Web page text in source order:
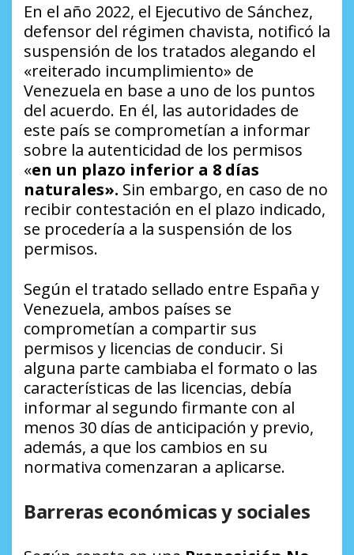
En el año 2022, el Ejecutivo de Sánchez,
defensor del régimen chavista, notificó la
suspensión de los tratados alegando el
«reiterado incumplimiento» de
Venezuela en base a uno de los puntos
del acuerdo. En él, las autoridades de
este país se comprometían a informar
sobre la autenticidad de los permisos
«en un plazo inferior a 8 días
naturales». Sin embargo, en caso de no
recibir contestación en el plazo indicado,
se procedería a la suspensión de los
permisos.
Según el tratado sellado entre España y
Venezuela, ambos países se
comprometían a compartir sus
permisos y licencias de conducir. Si
alguna parte cambiaba el formato o las
características de las licencias, debía
informar al segundo firmante con al
menos 30 días de anticipación y previo,
además, a que los cambios en su
normativa comenzaran a aplicarse.
Barreras económicas y sociales